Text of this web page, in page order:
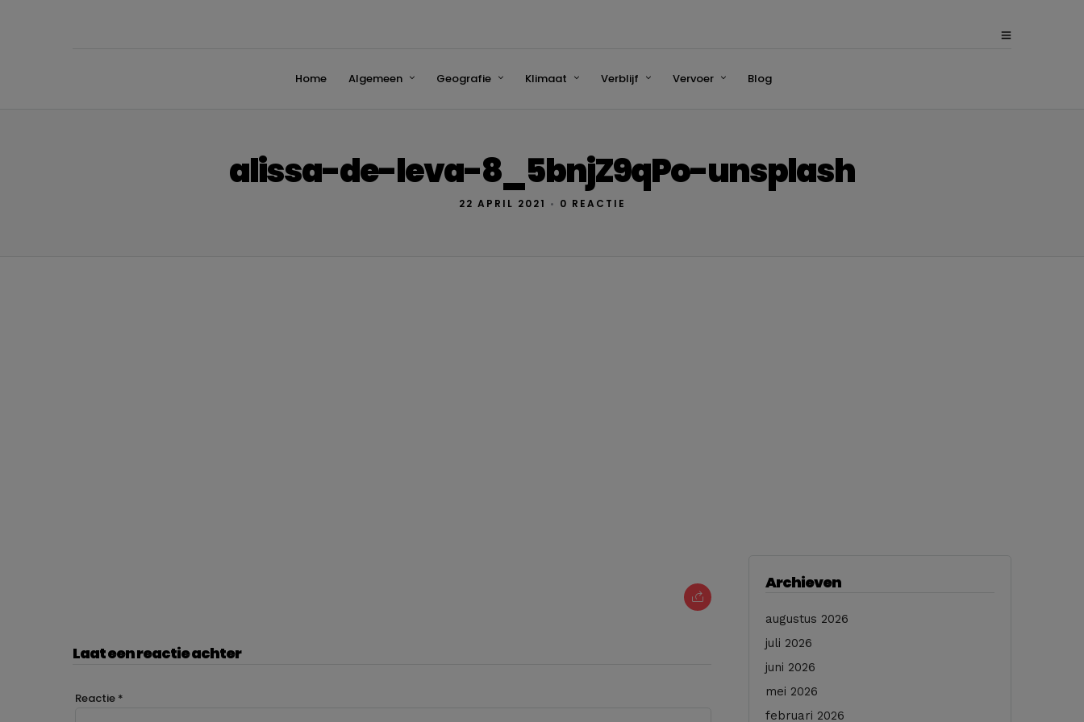
Home Algemeen Geografie Klimaat Verblijf Vervoer Blog
alissa-de-leva-8_5bnjZ9qPo-unsplash
22 APRIL 2021 • 0 REACTIE
Laat een reactie achter
Reactie *
Archieven
augustus 2026
juli 2026
juni 2026
mei 2026
februari 2026